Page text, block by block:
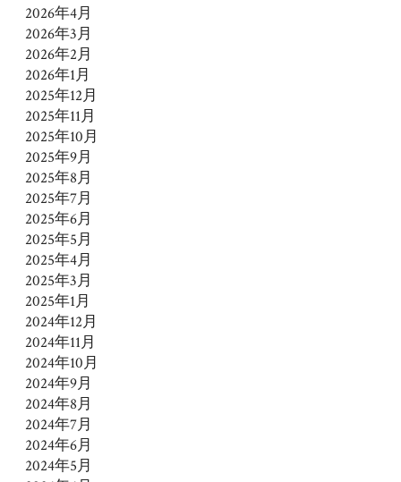
2026年4月
2026年3月
2026年2月
2026年1月
2025年12月
2025年11月
2025年10月
2025年9月
2025年8月
2025年7月
2025年6月
2025年5月
2025年4月
2025年3月
2025年1月
2024年12月
2024年11月
2024年10月
2024年9月
2024年8月
2024年7月
2024年6月
2024年5月